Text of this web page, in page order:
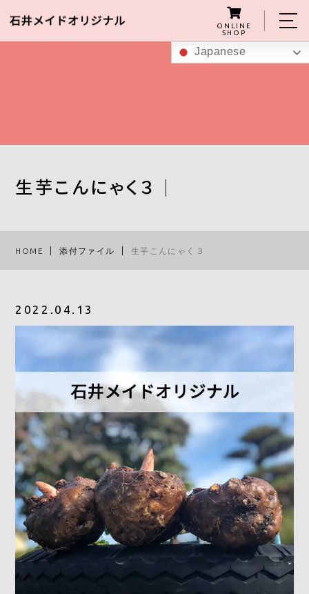
ONLINE
SHOP
Japanese
生芋こんにゃく３
HOME 添付ファイル 生芋こんにゃく３
2022.04.13
ホーム
レシピ
ブログ
お問合せ
0278-25-3400
平日9：00～17：00
定休日：土日祝日
ONLINESHOP